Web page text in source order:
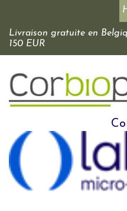
Livraison gratuite en
150 EUR